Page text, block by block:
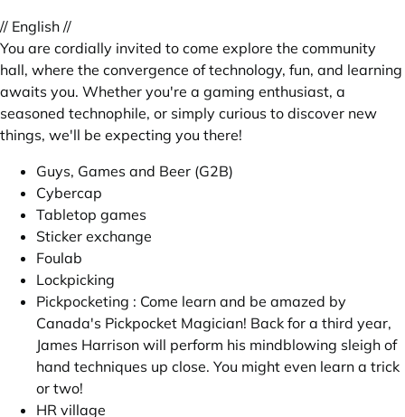
// English //
You are cordially invited to come explore the community
hall, where the convergence of technology, fun, and learning
awaits you. Whether you're a gaming enthusiast, a
seasoned technophile, or simply curious to discover new
things, we'll be expecting you there!
Guys, Games and Beer (G2B)
Cybercap
Tabletop games
Sticker exchange
Foulab
Lockpicking
Pickpocketing : Come learn and be amazed by
Canada's Pickpocket Magician! Back for a third year,
James Harrison will perform his mindblowing sleigh of
hand techniques up close. You might even learn a trick
or two!
HR village